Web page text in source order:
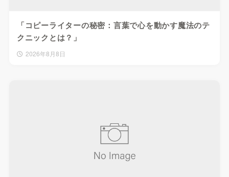
「コピーライターの秘密：言葉で心を動かす魔法のテ
クニックとは？」
2026年8月8日